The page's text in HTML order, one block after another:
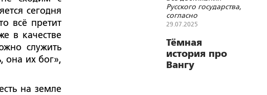
сегодня
всё претит
в качестве
служить
она их бог»,
на земле
суррогатами
Русского государства,
согласно
представлениям
происходили
церковных
иерархов, которые
29.07.2025
Тёмная
история про
Вангу